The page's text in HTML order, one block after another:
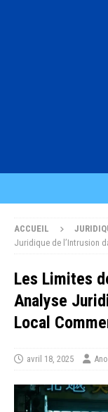
ACCUEIL
Juridique de l’Intrusion
Les Limites
Analyse
Local
avril 18, 2025